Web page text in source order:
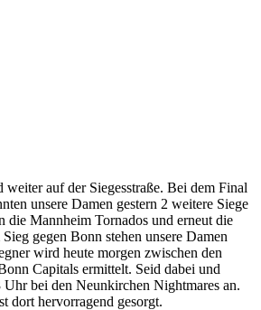
auf der Siegesstraße. Bei dem Final
unsere Damen gestern 2 weitere Siege
die Mannheim Tornados und erneut die
gegen Bonn stehen unsere Damen
wird heute morgen zwischen den
Capitals ermittelt. Seid dabei und
Uhr bei den Neunkirchen Nightmares an.
dort hervorragend gesorgt.